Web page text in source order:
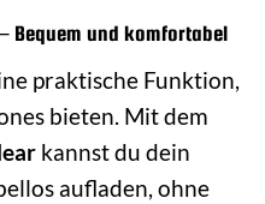
Bequem und komfortabel
praktische Funktion,
bieten. Mit dem
kannst du dein
aufladen, ohne